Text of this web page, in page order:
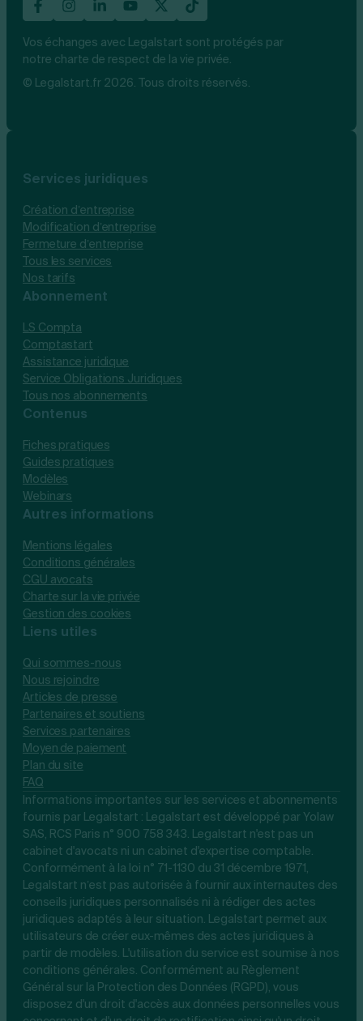
Vos échanges avec Legalstart sont protégés par
notre charte de respect de la vie privée.
© Legalstart.fr 2026. Tous droits réservés.
Services juridiques
Création d’entreprise
Modification d’entreprise
Fermeture d’entreprise
Tous les services
Nos tarifs
Abonnement
LS Compta
Comptastart
Assistance juridique
Service Obligations Juridiques
Tous nos abonnements
Contenus
Fiches pratiques
Guides pratiques
Modèles
Webinars
Autres informations
Mentions légales
Conditions générales
CGU avocats
Charte sur la vie privée
Gestion des cookies
Liens utiles
Qui sommes-nous
Nous rejoindre
Articles de presse
Partenaires et soutiens
Services partenaires
Moyen de paiement
Plan du site
FAQ
Informations importantes sur les services et abonnements
fournis par Legalstart : Legalstart est développé par Yolaw
SAS, RCS Paris n° 900 758 343. Legalstart n'est pas un
cabinet d'avocats ni un cabinet d'expertise comptable.
Conformément à la loi n° 71-1130 du 31 décembre 1971,
Legalstart n’est pas autorisée à fournir aux internautes des
conseils juridiques personnalisés ni à rédiger des actes
juridiques adaptés à leur situation. Legalstart permet aux
utilisateurs de créer eux-mêmes des actes juridiques à
partir de modèles. L'utilisation du service est soumise à nos
conditions générales. Conformément au Règlement
Général sur la Protection des Données (RGPD), vous
disposez d'un droit d'accès aux données personnelles vous